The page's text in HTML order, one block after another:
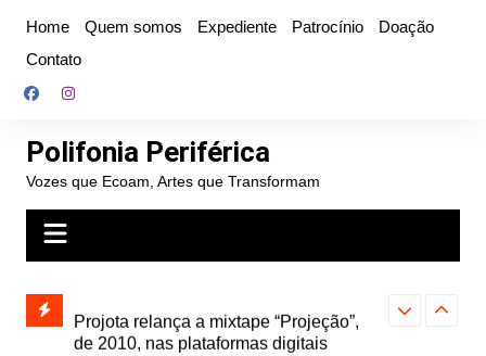
conteúdo
Home Quem somos Expediente Patrocínio
Doação
Contato
Polifonia Periférica
Vozes que Ecoam, Artes que Transformam
e abre
autoral,
de 2010, nas plataformas digitais
Farofa